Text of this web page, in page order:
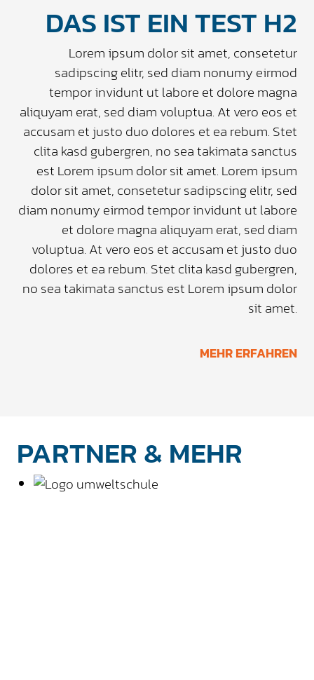
DAS IST EIN TEST H2
Lorem ipsum dolor sit amet, consetetur
sadipscing elitr, sed diam nonumy eirmod
tempor invidunt ut labore et dolore magna
aliquyam erat, sed diam voluptua. At vero eos et
accusam et justo duo dolores et ea rebum. Stet
clita kasd gubergren, no sea takimata sanctus
est Lorem ipsum dolor sit amet. Lorem ipsum
dolor sit amet, consetetur sadipscing elitr, sed
diam nonumy eirmod tempor invidunt ut labore
et dolore magna aliquyam erat, sed diam
voluptua. At vero eos et accusam et justo duo
dolores et ea rebum. Stet clita kasd gubergren,
no sea takimata sanctus est Lorem ipsum dolor
sit amet.
MEHR ERFAHREN
PARTNER & MEHR